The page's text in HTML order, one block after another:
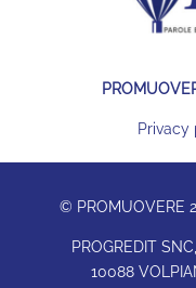
Privacy
© PROMUOVERE
PROGREDIT
10088